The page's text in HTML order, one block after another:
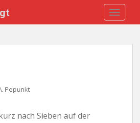
Pepunkt
nach Sieben auf der